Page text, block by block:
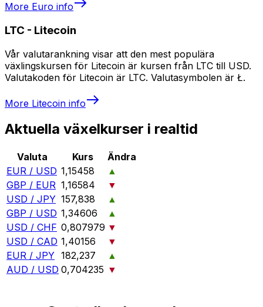
More Euro info
LTC - Litecoin
Vår valutarankning visar att den mest populära
växlingskursen för Litecoin är kursen från LTC till USD.
Valutakoden för Litecoin är LTC. Valutasymbolen är Ł.
More Litecoin info
Aktuella växelkurser i realtid
Valuta Kurs
Ändra
EUR / USD 1,15458
▲
GBP / EUR 1,16584
▼
USD / JPY 157,838
▲
GBP / USD 1,34606
▲
USD / CHF 0,807979 ▼
USD / CAD 1,40156
▼
EUR / JPY 182,237
▲
AUD / USD 0,704235 ▼